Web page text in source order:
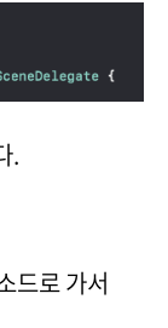
.
드로 가서